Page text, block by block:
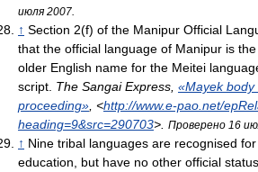
июля 2007.
↑ Section 2(f) of the Manipur Official
that the official language of Manipur is
older English name for the Meitei
script. The Sangai Express, «Mayek
proceeding» , <http://www.e-pao.net/
heading=9&src=290703> Проверено 16
↑ Nine tribal languages are recognised
education, but have no other official status.